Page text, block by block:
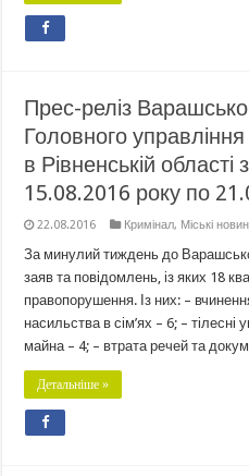
Прес-реліз
Головного управління
в Рівненській області
15.08.2016 року по
22.08.2016 Кримінал, Міські
За минулий тиждень до
заяв та повідомлень, із яких 18
правопорушення. Із них: –
насильства в сім’ях – 6; –
майна – 4; – втрата речей та
Детальніше »